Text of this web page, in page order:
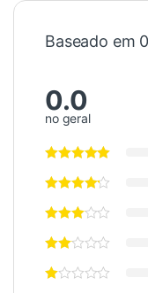
Baseado em
0.0
no geral